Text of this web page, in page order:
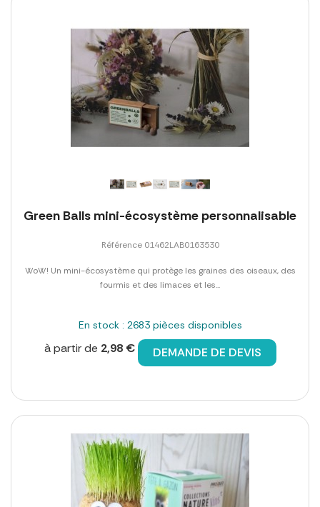
Green Balls mini-écosystème personnalisable
Référence 01462LAB0163530
WoW! Un mini-écosystème qui protège les graines des oiseaux, des
fourmis et des limaces et les...
En stock : 2683 pièces disponibles
à partir de 2,98 € DEMANDE DE DEVIS